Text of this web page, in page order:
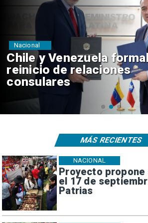
Feriantes rechazan
Camila Flores sobre
Campillai
Nacional
Proyecto
el 17 de
Patrias
NACIONAL
MÁS RECIENTES